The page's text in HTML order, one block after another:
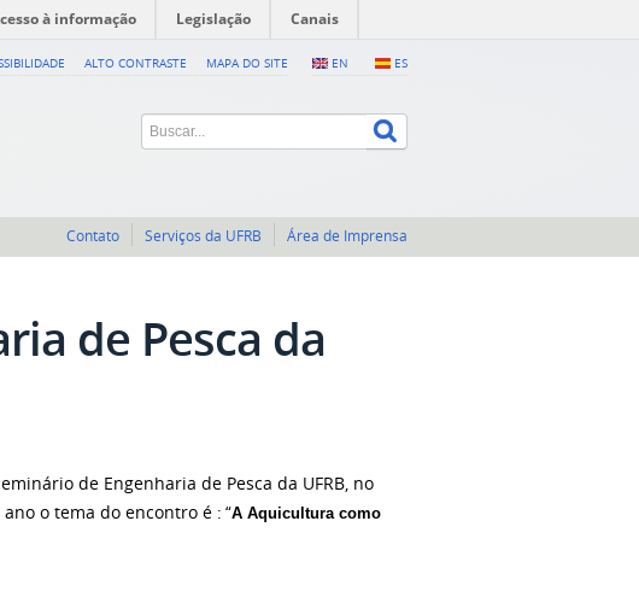
à informação Legislação Canais
EN ES
ALTO CONTRASTE MAPA DO SITE
Contato Serviços da UFRB Área de Imprensa
de Pesca da
de Engenharia de Pesca da UFRB, no
o tema do encontro é : “A Aquicultura como